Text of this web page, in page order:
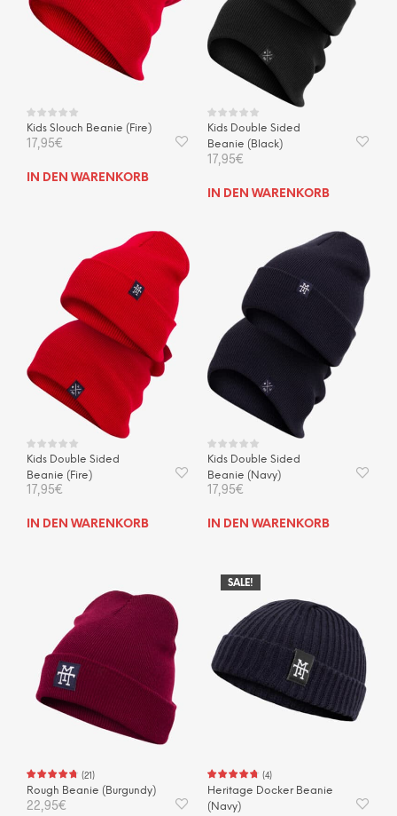
Kids Slouch Beanie (Fire)
17,95€
IN DEN WARENKORB
Kids Double Sided
Beanie (Black)
17,95€
IN DEN WARENKORB
Kids Double Sided
Beanie (Fire)
17,95€
IN DEN WARENKORB
Kids Double Sided
Beanie (Navy)
17,95€
IN DEN WARENKORB
(21)
Rough Beanie (Burgundy)
22,95€
SALE!
(4)
Heritage Docker Beanie
(Navy)